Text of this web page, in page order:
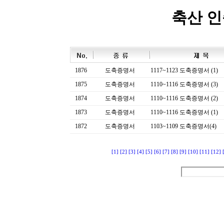
축산
1876 도축증명서
1117~1123 도축증명서 (1)
1875
도축증명서
1110~1116 도축증명서 (3)
1874
도축증명서
1110~1116 도축증명서 (2)
1873
도축증명서
1110~1116 도축증명서 (1)
1872
도축증명서 1103~1109 도축증명서(4)
[1] [2] [3] [4] [5] [6] [7] [8] [9] [10] [11] [12]